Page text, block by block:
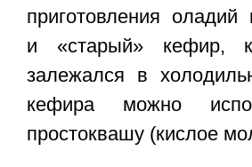
приготовления оладий
и «старый» кефир,
залежался в
кефира можно
простоквашу (кислое